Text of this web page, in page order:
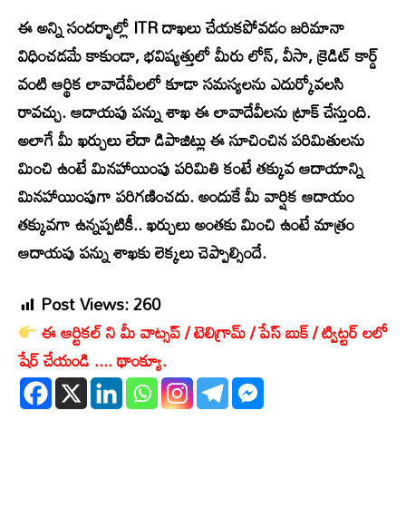
ఈ అన్ని సందర్భాల్లో ITR దాఖలు చేయకపోవడం జరిమానా
విధించడమే కాకుండా, భవిష్యత్తులో మీరు లోన్, వీసా, క్రెడిట్ కార్డ్
వంటి ఆర్థిక లావాదేవీలలో కూడా సమస్యలను ఎదుర్కోవలసి
రావచ్చు. ఆదాయపు పన్ను శాఖ ఈ లావాదేవీలను ట్రాక్ చేస్తుంది.
అలాగే మీ ఖర్చులు లేదా డిపాజిట్లు ఈ సూచించిన పరిమితులను
మించి ఉంటే మినహాయింపు పరిమితి కంటే తక్కువ ఆదాయాన్ని
మినహాయింపుగా పరిగణించదు. అందుకే మీ వార్షిక ఆదాయం
తక్కువగా ఉన్నప్పటికీ.. ఖర్చులు అంతకు మించి ఉంటే మాత్రం
ఆదాయపు పన్ను శాఖకు లెక్కలు చెప్పాల్సిందే.
Post Views:260
ఈ ఆర్టికల్ ని మీ వాట్సప్ / టెలిగ్రామ్ / పేస్ బుక్ / ట్విట్టర్ లలో
షేర్ చేయండి .... థాంక్యూ.